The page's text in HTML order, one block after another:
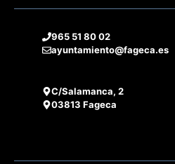
965 51 80 02
ayuntamiento@fageca.es
C/Salamanca, 2
03813 Fageca